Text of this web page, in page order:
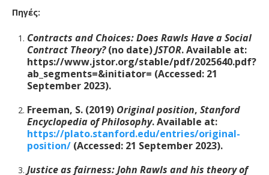
Πηγές:
Contracts and Choices: Does Rawls Have a Social
Contract Theory?(no date)JSTOR. Available at:
https://www.jstor.org/stable/pdf/2025640.pdf?
ab_segments=&initiator= (Accessed: 21
September 2023).
Freeman, S. (2019) Original position, Stanford
Encyclopedia of Philosophy. Available at:
https://plato.stanford.edu/entries/original-
position/ (Accessed: 21 September 2023).
Justice as fairness: John Rawls and his theory of